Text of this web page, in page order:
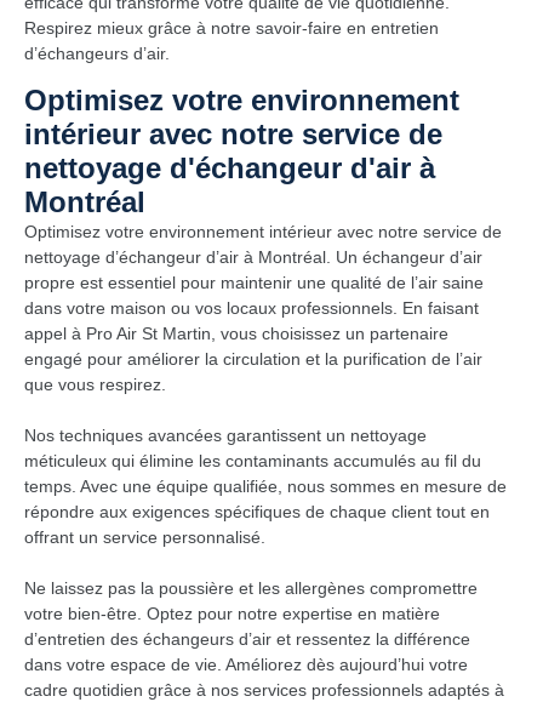
Respirez mieux grâce à notre savoir-faire en entretien
d’échangeurs d’air.
Optimisez votre environnement
intérieur avec notre service de
nettoyage d'échangeur d'air à
Montréal
Optimisez votre environnement intérieur avec notre service de
nettoyage d’échangeur d’air à Montréal. Un échangeur d’air
propre est essentiel pour maintenir une qualité de l’air saine
dans votre maison ou vos locaux professionnels. En faisant
appel à Pro Air St Martin, vous choisissez un partenaire
engagé pour améliorer la circulation et la purification de l’air
que vous respirez.
Nos techniques avancées garantissent un nettoyage
méticuleux qui élimine les contaminants accumulés au fil du
temps. Avec une équipe qualifiée, nous sommes en mesure de
répondre aux exigences spécifiques de chaque client tout en
offrant un service personnalisé.
Ne laissez pas la poussière et les allergènes compromettre
votre bien-être. Optez pour notre expertise en matière
d’entretien des échangeurs d’air et ressentez la différence
dans votre espace de vie. Améliorez dès aujourd’hui votre
cadre quotidien grâce à nos services professionnels adaptés à